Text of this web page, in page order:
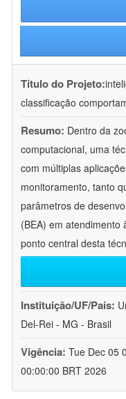
Título do Projeto:
classificação
Resumo: Dentro da
computacional, uma
com múltiplas
monitoramento, tanto
parâmetros de
(BEA) em atendimento
ponto central desta
Instituição/UF/País:
Del-Rei - MG - Brasil
Vigência: Tue Dec 05
00:00:00 BRT 2026